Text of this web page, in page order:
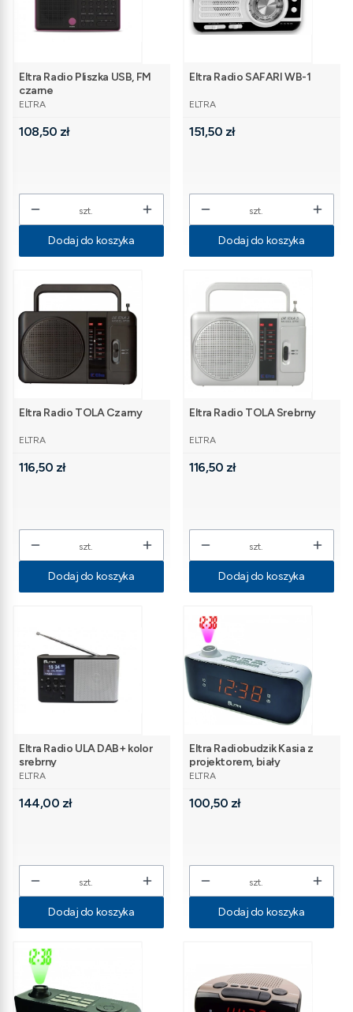
Eltra Radio Pliszka USB, FM
czarne
PRODUCENT
ELTRA
Cena
108,50 zł
szt.
Dodaj do koszyka
Eltra Radio SAFARI WB-1
PRODUCENT
ELTRA
Cena
151,50 zł
szt.
Dodaj do koszyka
Eltra Radio TOLA Czarny
PRODUCENT
ELTRA
Cena
116,50 zł
szt.
Dodaj do koszyka
Eltra Radio TOLA Srebrny
PRODUCENT
ELTRA
Cena
116,50 zł
szt.
Dodaj do koszyka
Eltra Radio ULA DAB+ kolor
srebrny
PRODUCENT
ELTRA
Cena
144,00 zł
szt.
Dodaj do koszyka
Eltra Radiobudzik Kasia z
projektorem, biały
PRODUCENT
ELTRA
Cena
100,50 zł
szt.
Dodaj do koszyka